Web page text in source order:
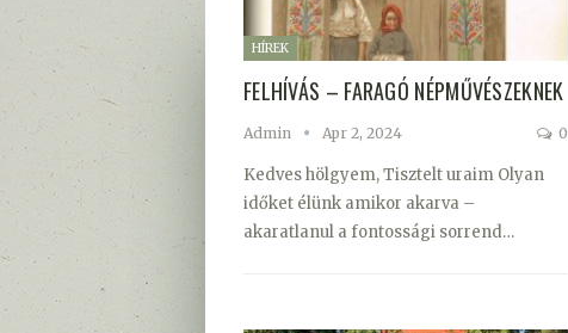
HÍREK
FELHÍVÁS – FARAGÓ NÉPMŰVÉSZEKNEK
Admin Apr 2, 2024 0
Kedves hölgyem, Tisztelt uraim Olyan
időket élünk amikor akarva –
akaratlanul a fontossági sorrend…